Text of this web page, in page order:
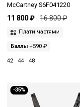
McCartney S6F041220
11 800 ₽ 16 800 ₽
Плати частями
Баллы +590 ₽
42 44 48
-35%